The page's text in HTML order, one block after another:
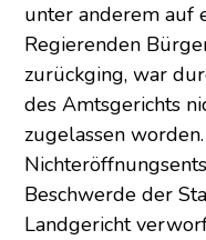
unter anderem auf
Regierenden
zurückging, war
des Amtsgerichts
zugelassen
Beschwerde der
Landgericht